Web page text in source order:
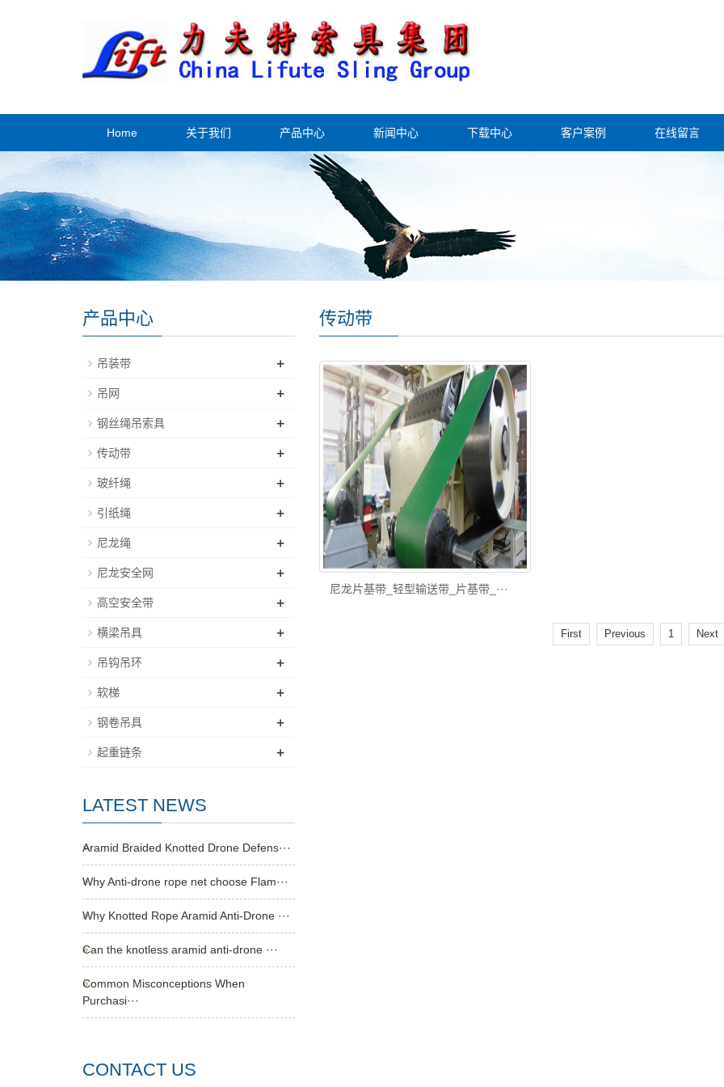
Home 关于我们 产品中心 新闻中心 下载中心 客户案例 在线留言
传动带
尼龙片基带_轻型输送带_片基带_···
First Previous 1 Next
产品中心
吊装带 +
吊网 +
钢丝绳吊索具 +
传动带 +
玻纤绳 +
引纸绳 +
尼龙绳 +
尼龙安全网 +
高空安全带 +
横梁吊具 +
吊钩吊环 +
软梯 +
钢卷吊具 +
起重链条 +
LATEST NEWS
Aramid Braided Knotted Drone Defens···
Why Anti-drone rope net choose Flam···
Why Knotted Rope Aramid Anti-Drone ···
Can the knotless aramid anti-drone ···
Common Misconceptions When
Purchasi···
CONTACT US